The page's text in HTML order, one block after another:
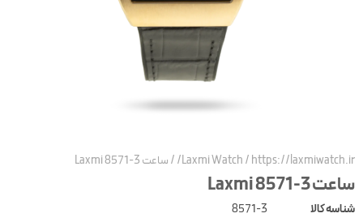
Laxmi Watch/https://laxmiwatch.ir/
/ساعت Laxmi 8571-3
ساعت Laxmi 8571-3
شناسه کالا
8571-3